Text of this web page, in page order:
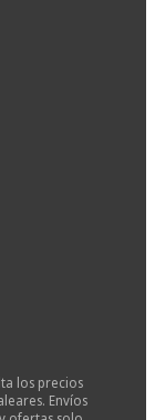
los precios
Envíos